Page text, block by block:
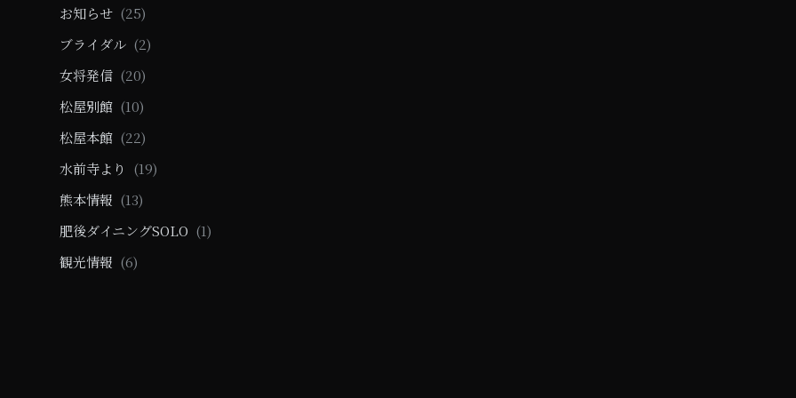
お知らせ (25)
ブライダル (2)
女将発信 (20)
松屋別館 (10)
松屋本館 (22)
水前寺より
(19)
熊本情報 (13)
肥後ダイニングSOLO (1)
観光情報 (6)